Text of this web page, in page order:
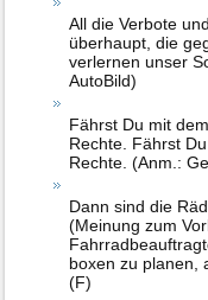
All die Verbote
überhaupt, die
verlernen unser
AutoBild)
Fährst Du mit
Rechte. Fährst
Rechte. (Anm.:
Dann sind die
(Meinung zum
boxen zu planen,
(F)